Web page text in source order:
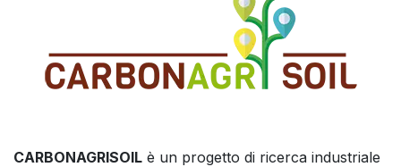
CARBONAGRISOIL è un progetto di ricerca industriale